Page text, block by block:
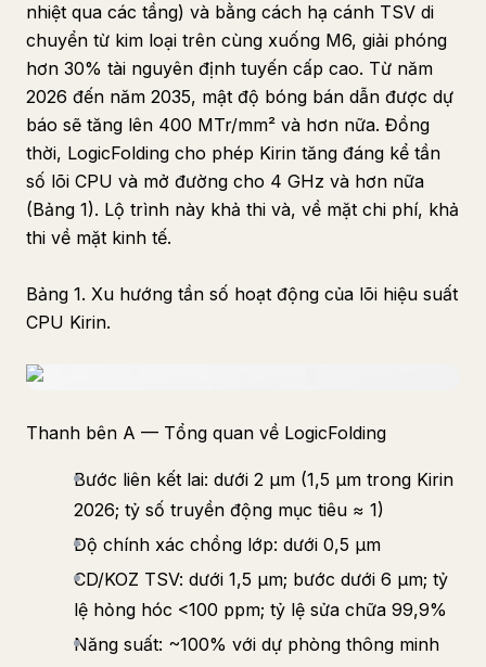
nhiệt qua các tầng) và bằng cách hạ cánh TSV di
chuyển từ kim loại trên cùng xuống M6, giải phóng
hơn 30% tài nguyên định tuyến cấp cao. Từ năm
2026 đến năm 2035, mật độ bóng bán dẫn được dự
báo sẽ tăng lên 400 MTr/mm² và hơn nữa. Đồng
thời, LogicFolding cho phép Kirin tăng đáng kể tần
số lõi CPU và mở đường cho 4 GHz và hơn nữa
(Bảng 1). Lộ trình này khả thi và, về mặt chi phí, khả
thi về mặt kinh tế.
Bảng 1. Xu hướng tần số hoạt động của lõi hiệu suất
CPU Kirin.
Thanh bên A — Tổng quan về LogicFolding
Bước liên kết lai: dưới 2 μm (1,5 μm trong Kirin
2026; tỷ số truyền động mục tiêu ≈ 1)
Độ chính xác chồng lớp: dưới 0,5 μm
CD/KOZ TSV: dưới 1,5 μm; bước dưới 6 μm; tỷ
lệ hỏng hóc <100 ppm; tỷ lệ sửa chữa 99,9%
Năng suất: ~100% với dự phòng thông minh